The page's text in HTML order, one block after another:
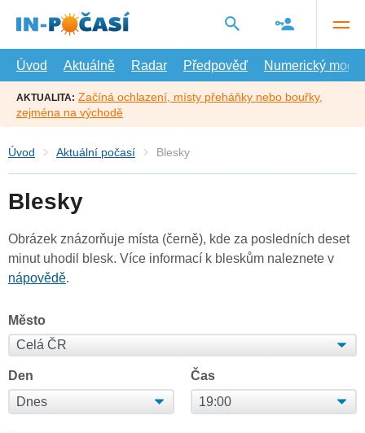
hlavní
Úvod
Aktuálně Radar Předpověď Numerický model
AKTUALITA: Začíná ochlazení, místy přeháňky nebo bouřky,
zejména na východě
Úvod Aktuální počasí Blesky
Blesky
Obrázek znázorňuje místa (černě), kde za posledních deset
minut uhodil blesk. Více informací k bleskům naleznete v
nápovědě.
Město
Den Čas